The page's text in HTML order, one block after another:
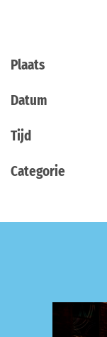
Plaats
Datum
Tijd
Categorie